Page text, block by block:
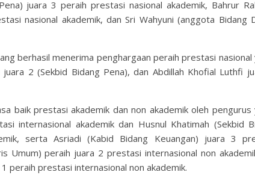
juara 3 peraih prestasi nasional akademik, Bahrur
nasional akademik, dan Sri Wahyuni (anggota Bidang
berhasil menerima penghargaan peraih prestasi nasional
2 (Sekbid Bidang Pena), dan Abdillah Khofial Luthfi
baik prestasi akademik dan non akademik oleh pengurus
internasional akademik dan Husnul Khatimah (Sekbid
serta Asriadi (Kabid Bidang Keuangan) juara 3
Umum) peraih juara 2 prestasi internasional non
peraih prestasi internasional non akademik.